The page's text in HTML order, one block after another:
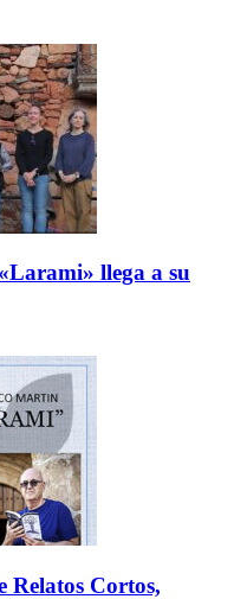
llega a su
Relatos Cortos,